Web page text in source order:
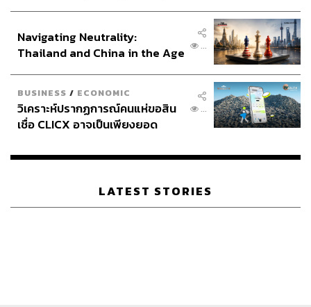
Navigating Neutrality:
Thailand and China in the Age
...
BUSINESS / ECONOMIC
วิเคราะห์ปรากฏการณ์คนแห่ขอสิน
เชื่อ CLICX อาจเป็นเพียงยอด
เรือนไทยที่ถูกซุกไว้
...
LATEST STORIES